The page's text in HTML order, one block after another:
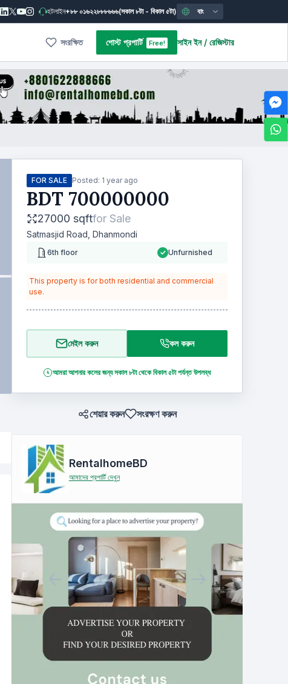
হটলাইন+৮৮ ০১৬২২৮৮৮৬৬৬(সকাল ৮টা - বিকাল ৫টা) বাং
সংরক্ষিত পোস্ট প্রপার্টি Free! সাইন ইন / রেজিস্টার
FOR SALE Posted: 1 year ago
BDT 700000000
27000 sqftfor Sale
Satmasjid Road, Dhanmondi
6th floor Unfurnished
This property is for both residential and commercial
use.
মেইল করুন কল করুন
আমরা আপনার কলের জন্য সকাল ৮টা থেকে বিকাল ৫টা পর্যন্ত উপলব্ধ
শেয়ার করুন সংরক্ষণ করুন
RentalhomeBD
আমাদের প্রপার্টি দেখুন